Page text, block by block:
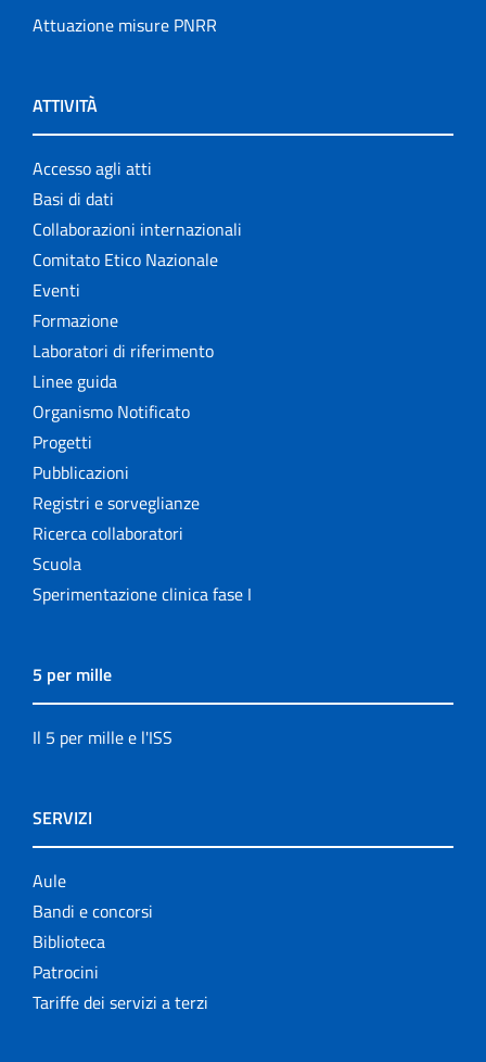
Attuazione misure PNRR
ATTIVITÀ
Accesso agli atti
Basi di dati
Collaborazioni internazionali
Comitato Etico Nazionale
Eventi
Formazione
Laboratori di riferimento
Linee guida
Organismo Notificato
Progetti
Pubblicazioni
Registri e sorveglianze
Ricerca collaboratori
Scuola
Sperimentazione clinica fase I
5 per mille
Il 5 per mille e l'ISS
SERVIZI
Aule
Bandi e concorsi
Biblioteca
Patrocini
Tariffe dei servizi a terzi